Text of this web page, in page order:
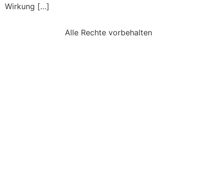
Wirkung […]
Alle Rechte vorbehalten